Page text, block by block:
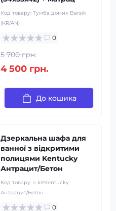
Код товару: Тумба домик Barsik
(KR/AN)
0
5 700 грн.
4 500 грн.
До кошика
Дзеркальна шафа для
ванної з відкритими
полицями Kentucky
Антрацит/Бетон
Код товару: s-k#Kentucky
Антрацит/Бетон
0